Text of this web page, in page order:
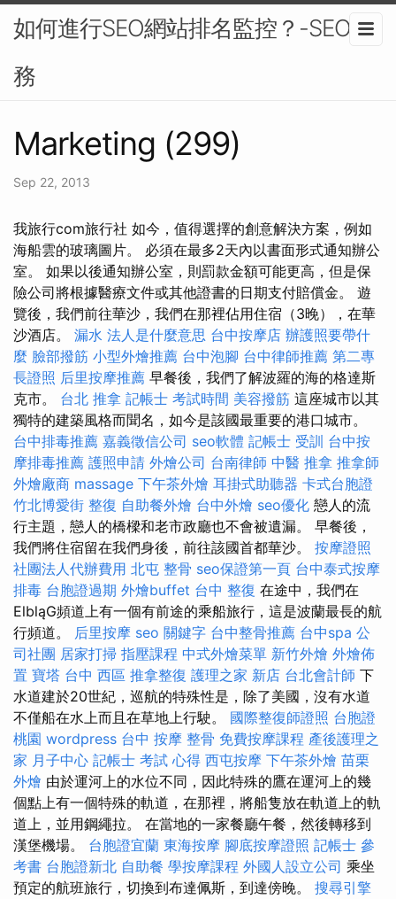
如何進行SEO網站排名監控？-SEO服
務
Marketing (299)
Sep 22, 2013
我旅行com旅行社 如今，值得選擇的創意解決方案，例如
海船雲的玻璃圖片。 必須在最多2天內以書面形式通知辦公
室。 如果以後通知辦公室，則罰款金額可能更高，但是保
險公司將根據醫療文件或其他證書的日期支付賠償金。 遊
覽後，我們前往華沙，我們在那裡佔用住宿（3晚），在華
沙酒店。 漏水 法人是什麼意思 台中按摩店 辦護照要帶什
麼 臉部撥筋 小型外燴推薦 台中泡腳 台中律師推薦 第二專
長證照 后里按摩推薦 早餐後，我們了解波羅的海的格達斯
克市。 台北 推拿 記帳士 考試時間 美容撥筋 這座城市以其
獨特的建築風格而聞名，如今是該國最重要的港口城市。
台中排毒推薦 嘉義徵信公司 seo軟體 記帳士 受訓 台中按
摩排毒推薦 護照申請 外燴公司 台南律師 中醫 推拿 推拿師
外燴廠商 massage 下午茶外燴 耳掛式助聽器 卡式台胞證
竹北博愛街 整復 自助餐外燴 台中外燴 seo優化 戀人的流
行主題，戀人的橋樑和老市政廳也不會被遺漏。 早餐後，
我們將住宿留在我們身後，前往該國首都華沙。 按摩證照
社團法人代辦費用 北屯 整骨 seo保證第一頁 台中泰式按摩
排毒 台胞證過期 外燴buffet 台中 整復 在途中，我們在
ElbląG頻道上有一個有前途的乘船旅行，這是波蘭最長的航
行頻道。 后里按摩 seo 關鍵字 台中整骨推薦 台中spa 公
司社團 居家打掃 指壓課程 中式外燴菜單 新竹外燴 外燴佈
置 寶塔 台中 西區 推拿整復 護理之家 新店 台北會計師 下
水道建於20世紀，巡航的特殊性是，除了美國，沒有水道
不僅船在水上而且在草地上行駛。 國際整復師證照 台胞證
桃園 wordpress 台中 按摩 整骨 免費按摩課程 產後護理之
家 月子中心 記帳士 考試 心得 西屯按摩 下午茶外燴 苗栗
外燴 由於運河上的水位不同，因此特殊的鷹在運河上的幾
個點上有一個特殊的軌道，在那裡，將船隻放在軌道上的軌
道上，並用鋼繩拉。 在當地的一家餐廳午餐，然後轉移到
漢堡機場。 台胞證宜蘭 東海按摩 腳底按摩證照 記帳士 參
考書 台胞證新北 自助餐 學按摩課程 外國人設立公司 乘坐
預定的航班旅行，切換到布達佩斯，到達傍晚。 搜尋引擎